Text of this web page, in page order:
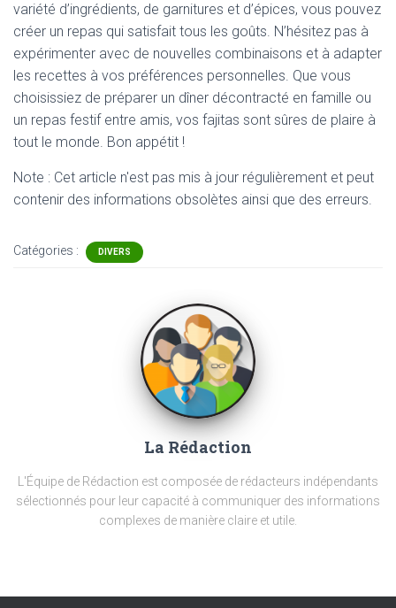
variété d’ingrédients, de garnitures et d’épices, vous pouvez
créer un repas qui satisfait tous les goûts. N’hésitez pas à
expérimenter avec de nouvelles combinaisons et à adapter
les recettes à vos préférences personnelles. Que vous
choisissiez de préparer un dîner décontracté en famille ou
un repas festif entre amis, vos fajitas sont sûres de plaire à
tout le monde. Bon appétit !
Note : Cet article n'est pas mis à jour régulièrement et peut
contenir des informations obsolètes ainsi que des erreurs.
Catégories : DIVERS
La Rédaction
L'Équipe de Rédaction est composée de rédacteurs indépendants
sélectionnés pour leur capacité à communiquer des informations
complexes de manière claire et utile.